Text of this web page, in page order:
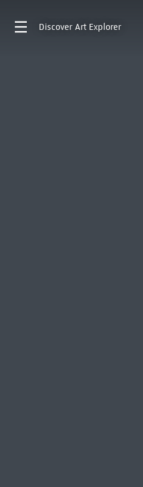
Discover Art Explorer